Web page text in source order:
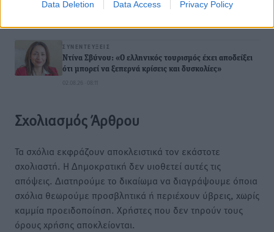
Data Deletion Data Access Privacy Policy
02.08.26 · 08:12
ΣΥΝΕΝΤΕΎΞΕΙΣ
Ντίνα Σβύνου: «Ο ελληνικός τουρισμός έχει αποδείξει
ότι μπορεί να ξεπερνά κρίσεις και δυσκολίες»
02.08.26 · 08:11
Σχολιασμός Άρθρου
Τα σχόλια εκφράζουν αποκλειστικά τον εκάστοτε
σχολιαστή. Η Δημοκρατική δεν υιοθετεί αυτές τις
απόψεις. Διατηρούμε το δικαίωμα να διαγράψουμε όποια
σχόλια θεωρούμε προσβλητικά ή περιέχουν ύβρεις, χωρίς
καμμία προειδοποίηση. Χρήστες που δεν τηρούν τους
όρους χρήσης αποκλείονται.